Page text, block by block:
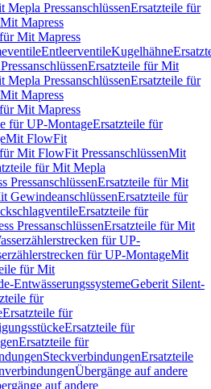
Mepla PressanschlüssenErsatzteile für
Mit Mapress
Mit Mapress
EntleerventileKugelhähne
Ersatzteile für Mit
Mepla PressanschlüssenErsatzteile für
Mit Mapress
Mit Mapress
für UP-MontageErsatzteile für
Mit FlowFit
Mit FlowFit PressanschlüssenMit
für Mit Mepla
PressanschlüssenErsatzteile für Mit
GewindeanschlüssenErsatzteile für
Ersatzteile für
PressanschlüssenErsatzteile für Mit
für UP-
für UP-MontageMit
für Mit
EntwässerungssystemeGeberit Silent-
für
Ersatzteile für
Ersatzteile für
Ersatzteile für
SteckverbindungenErsatzteile
Übergänge auf andere
auf andere